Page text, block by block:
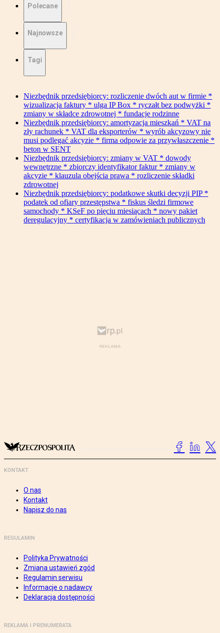
Polecane
Najnowsze
Tagi
Niezbędnik przedsiębiorcy: rozliczenie dwóch aut w firmie *
wizualizacja faktury * ulga IP Box * ryczałt bez podwyżki *
zmiany w składce zdrowotnej * fundacje rodzinne
Niezbędnik przedsiębiorcy: amortyzacja mieszkań * VAT na
zły rachunek * VAT dla eksporterów * wyrób akcyzowy nie
musi podlegać akcyzie * firma odpowie za przywłaszczenie *
beton w SENT
Niezbędnik przedsiębiorcy: zmiany w VAT * dowody
wewnętrzne * zbiorczy identyfikator faktur * zmiany w
akcyzie * klauzula obejścia prawa * rozliczenie składki
zdrowotnej
Niezbędnik przedsiębiorcy: podatkowe skutki decyzji PIP *
podatek od ofiary przestępstwa * fiskus śledzi firmowe
samochody * KSeF po pięciu miesiącach * nowy pakiet
deregulacyjny * certyfikacja w zamówieniach publicznych
KONTAKT
O nas
Kontakt
Napisz do nas
REGULAMIN
Polityka Prywatności
Zmiana ustawień zgód
Regulamin serwisu
Informacje o nadawcy
Deklaracja dostępności
REKLAMA I PRENUMERATA